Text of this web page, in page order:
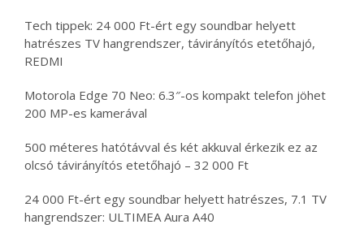
Tech tippek: 24 000 Ft-ért egy soundbar helyett
hatrészes TV hangrendszer, távirányítós etetőhajó,
REDMI
Motorola Edge 70 Neo: 6.3″-os kompakt telefon jöhet
200 MP-es kamerával
500 méteres hatótávval és két akkuval érkezik ez az
olcsó távirányítós etetőhajó – 32 000 Ft
24 000 Ft-ért egy soundbar helyett hatrészes, 7.1 TV
hangrendszer: ULTIMEA Aura A40